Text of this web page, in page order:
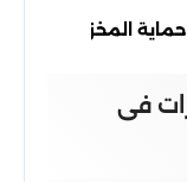
حماية المخزون